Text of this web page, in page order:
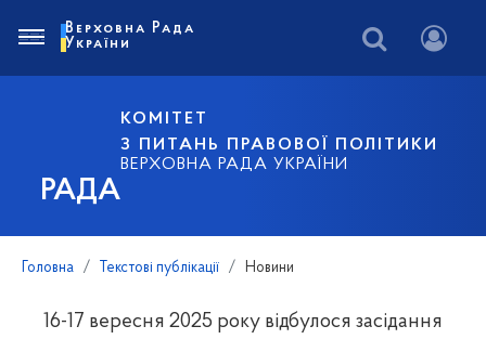
РАДА
КОМІТЕТ
З ПИТАНЬ ПРАВОВОЇ ПОЛІТИКИ
ВЕРХОВНА РАДА УКРАЇНИ
Верховна Рада
України
Головна Текстові публікації Новини
16-17 вересня 2025 року відбулося засідання